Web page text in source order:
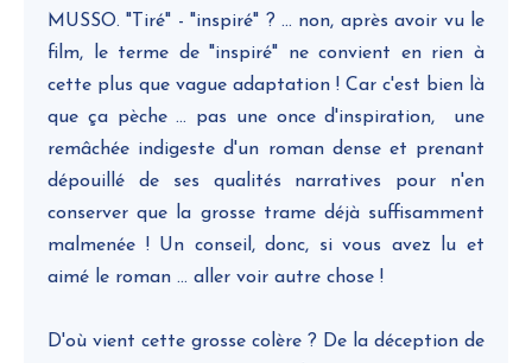
MUSSO. "Tiré" - "inspiré" ? ... non, après avoir vu le
film, le terme de "inspiré" ne convient en rien à
cette plus que vague adaptation ! Car c'est bien là
que ça pèche ... pas une once d'inspiration, une
remâchée indigeste d'un roman dense et prenant
dépouillé de ses qualités narratives pour n'en
conserver que la grosse trame déjà suffisamment
malmenée ! Un conseil, donc, si vous avez lu et
aimé le roman ... aller voir autre chose !
D'où vient cette grosse colère ? De la déception de